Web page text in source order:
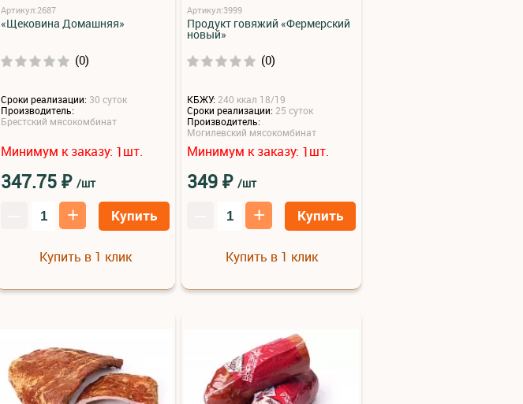
Артикул:2687
«Щековина Домашняя»
(0)
Сроки реализации: 30 суток
Производитель:
Брестский мясокомбинат
Минимум к заказу: 1шт.
347.75₽ /шт
+ Купить
Купить в 1 клик
Артикул:3999
Продукт говяжий «Фермерский
новый»
(0)
КБЖУ:240 ккал 18/19
Сроки реализации: 25 суток
Производитель:
Могилевский мясокомбинат
Минимум к заказу: 1шт.
349₽ /шт
+ Купить
Купить в 1 клик